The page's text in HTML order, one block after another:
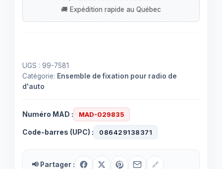
fixation
pour
/
PATHFINDER
2005-
2013
UGS : 99-7581
Catégorie: Ensemble de fixation pour radio de
d'auto
Numéro MAD : MAD-029835
Code-barres (UPC) : 086429138371
📢 Partager : 🔗